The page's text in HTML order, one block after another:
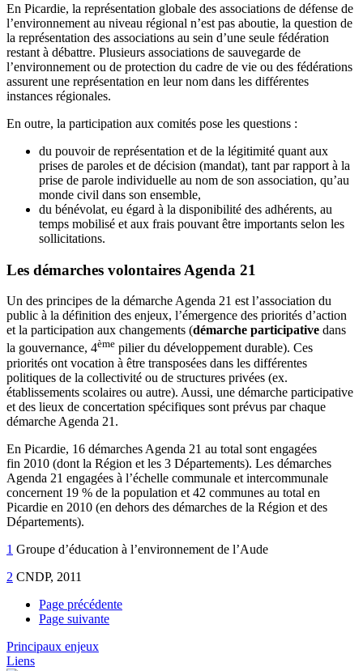
En Picardie, la représentation globale des associations de défense de
l’environnement au niveau régional n’est pas aboutie, la question de
la représentation des associations au sein d’une seule fédération
restant à débattre. Plusieurs associations de sauvegarde de
l’environnement ou de protection du cadre de vie ou des fédérations
assurent une représentation en leur nom dans les différentes
instances régionales.
En outre, la participation aux comités pose les questions :
du pouvoir de représentation et de la légitimité quant aux
prises de paroles et de décision (mandat), tant par rapport à la
prise de parole individuelle au nom de son association, qu’au
monde civil dans son ensemble,
du bénévolat, eu égard à la disponibilité des adhérents, au
temps mobilisé et aux frais pouvant être importants selon les
sollicitations.
Les démarches volontaires Agenda 21
Un des principes de la démarche Agenda 21 est l’association du
public à la définition des enjeux, l’émergence des priorités d’action
et la participation aux changements (démarche participative dans
la gouvernance, 4ème pilier du développement durable). Ces
priorités ont vocation à être transposées dans les différentes
politiques de la collectivité ou de structures privées (ex.
établissements scolaires ou autre). Aussi, une démarche participative
et des lieux de concertation spécifiques sont prévus par chaque
démarche Agenda 21.
En Picardie, 16 démarches Agenda 21 au total sont engagées
fin 2010 (dont la Région et les 3 Départements). Les démarches
Agenda 21 engagées à l’échelle communale et intercommunale
concernent 19 % de la population et 42 communes au total en
Picardie en 2010 (en dehors des démarches de la Région et des
Départements).
1 Groupe d’éducation à l’environnement de l’Aude
2 CNDP, 2011
Page précédente
Page suivante
Principaux enjeux
Liens